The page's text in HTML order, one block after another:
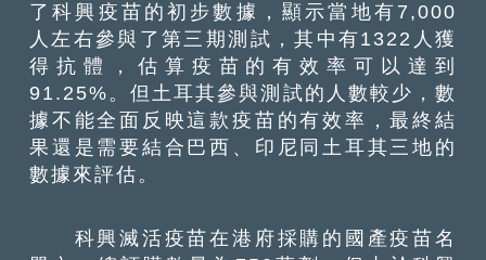
了科興疫苗的初步數據，顯示當地有7,000
人左右參與了第三期測試，其中有1322人獲
得抗體，估算疫苗的有效率可以達到
91.25%。但土耳其參與測試的人數較少，數
據不能全面反映這款疫苗的有效率，最終結
果還是需要結合巴西、印尼同土耳其三地的
數據來評估。
科興滅活疫苗在港府採購的國產疫苗名